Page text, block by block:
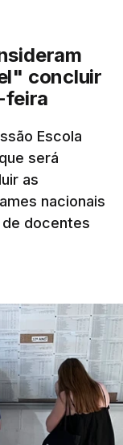
concluir
feira
Escola
será
as
nacionais
docentes